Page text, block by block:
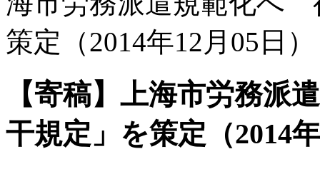
策定（2014年12月05日）
【寄稿】上海市労務
干規定」を策定（2014